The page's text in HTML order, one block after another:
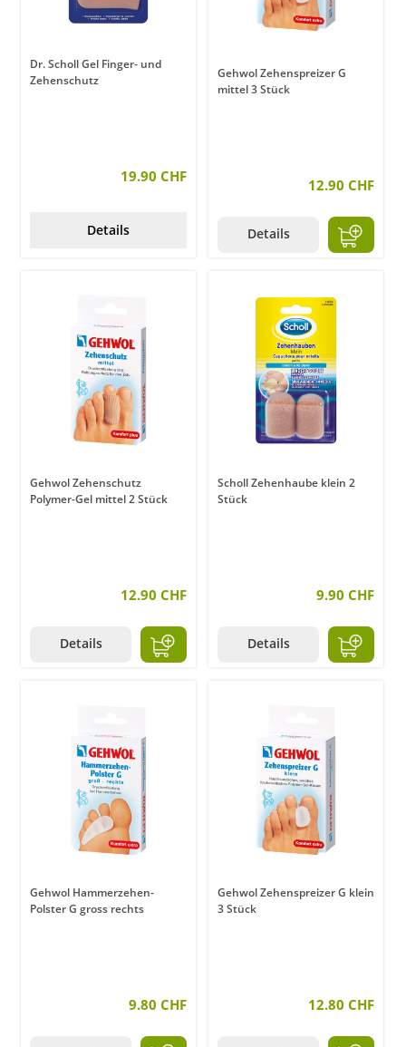
Dr. Scholl Gel Finger- und
Zehenschutz
19.90 CHF
Details
Gehwol Zehenspreizer G
mittel 3 Stück
12.90 CHF
Details
Gehwol Zehenschutz
Polymer-Gel mittel 2 Stück
12.90 CHF
Details
Scholl Zehenhaube klein 2
Stück
9.90 CHF
Details
Gehwol Hammerzehen-
Polster G gross rechts
9.80 CHF
Gehwol Zehenspreizer G klein
3 Stück
12.80 CHF